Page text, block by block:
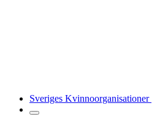
Sveriges Kvinnoorganisationer